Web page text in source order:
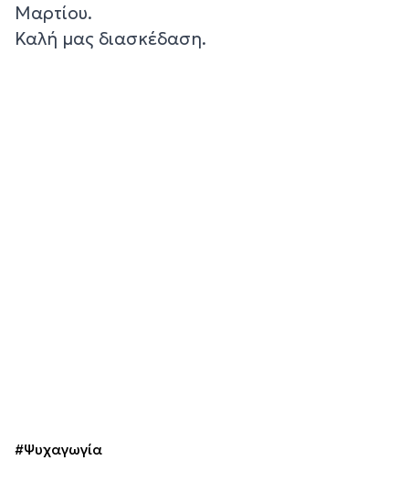
Μαρτίου.
Καλή μας διασκέδαση.
#Ψυχαγωγία